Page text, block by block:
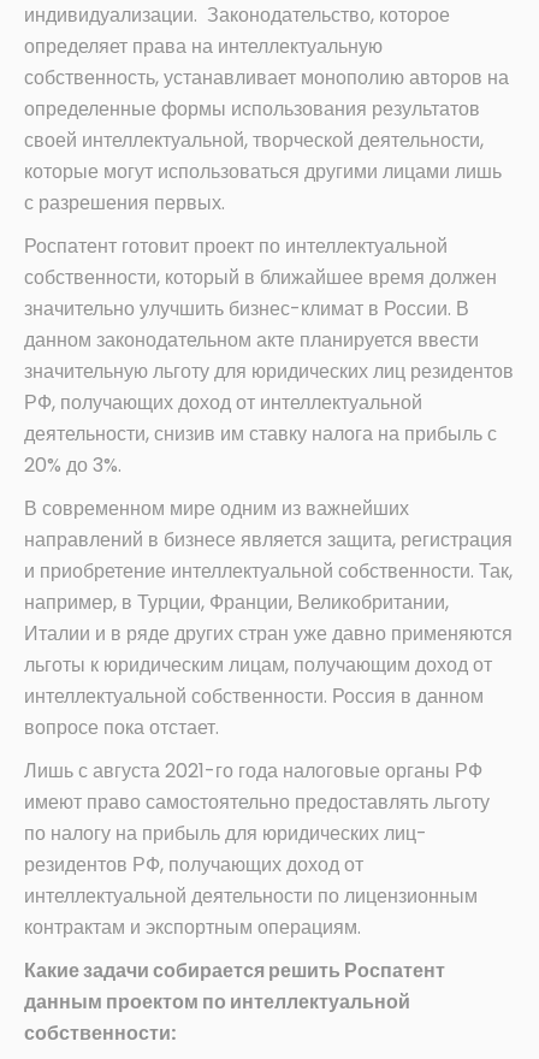
индивидуализации. Законодательство, которое
определяет права на интеллектуальную
собственность, устанавливает монополию авторов на
определенные формы использования результатов
своей интеллектуальной, творческой деятельности,
которые могут использоваться другими лицами лишь
с разрешения первых.
Роспатент готовит проект по интеллектуальной
собственности, который в ближайшее время должен
значительно улучшить бизнес-климат в России. В
данном законодательном акте планируется ввести
значительную льготу для юридических лиц резидентов
РФ, получающих доход от интеллектуальной
деятельности, снизив им ставку налога на прибыль с
20% до 3%.
В современном мире одним из важнейших
направлений в бизнесе является защита, регистрация
и приобретение интеллектуальной собственности. Так,
например, в Турции, Франции, Великобритании,
Италии и в ряде других стран уже давно применяются
льготы к юридическим лицам, получающим доход от
интеллектуальной собственности. Россия в данном
вопросе пока отстает.
Лишь с августа 2021-го года налоговые органы РФ
имеют право самостоятельно предоставлять льготу
по налогу на прибыль для юридических лиц-
резидентов РФ, получающих доход от
интеллектуальной деятельности по лицензионным
контрактам и экспортным операциям.
Какие задачи собирается решить Роспатент
данным проектом по интеллектуальной
собственности: